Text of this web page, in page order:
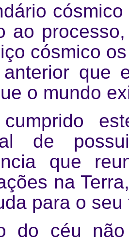
ao
cósmico
que
o mundo
cumprido
de
que
na
para o
do céu